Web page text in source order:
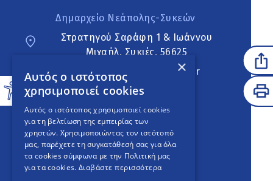
Δημαρχείο Νεάπολης-Συκεών
Στρατηγού Σαράφη 1 & Ιωάννου
Μιχαήλ, Συκιές, 56625
neapoli.sykies@ddt.gov.gr
Ακολουθήστε
English Version
An project
×
Αυτός ο ιστότοπος
χρησιμοποιεί cookies
Αυτός ο ιστότοπος χρησιμοποιεί cookies
για τη βελτίωση της εμπειρίας των
χρηστών. Χρησιμοποιώντας τον ιστότοπό
μας, παρέχετε τη συγκατάθεσή σας για όλα
τα cookies σύμφωνα με την Πολιτική μας
για τα cookies. Διαβάστε περισσότερα